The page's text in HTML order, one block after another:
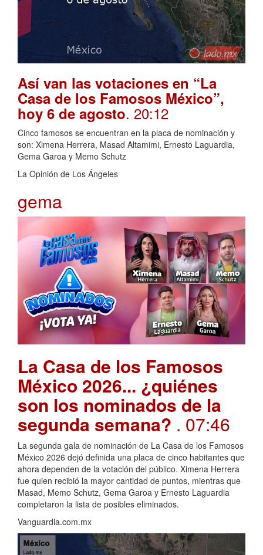
Así van las votaciones en “La
Casa de los Famosos México”,
hoy 6 de agosto. 20:12
Cinco famosos se encuentran en la placa de nominación y
son: Ximena Herrera, Masad Altamimi, Ernesto Laguardia,
Gema Garoa y Memo Schutz
La Opinión de Los Ángeles
gema
La Casa de los Famosos
México 2026... ¿quiénes
son los nominados de la
segunda semana? . 07:46
La segunda gala de nominación de La Casa de los Famosos
México 2026 dejó definida una placa de cinco habitantes que
ahora dependen de la votación del público. Ximena Herrera
fue quien recibió la mayor cantidad de puntos, mientras que
Masad, Memo Schutz, Gema Garoa y Ernesto Laguardia
completaron la lista de posibles eliminados.
Vanguardia.com.mx